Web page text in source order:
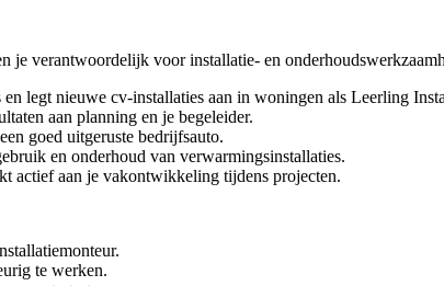
je verantwoordelijk voor installatie- en
legt nieuwe cv-installaties aan in woningen als Leerling
aan planning en je begeleider.
goed uitgeruste bedrijfsauto.
en onderhoud van verwarmingsinstallaties.
actief aan je vakontwikkeling tijdens projecten.
te werken.